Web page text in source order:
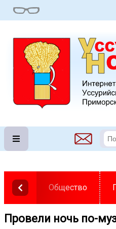
Общество
Провели ночь по-